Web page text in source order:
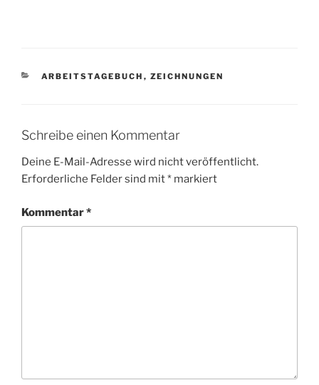
KATEGORIEN
ARBEITSTAGEBUCH , ZEICHNUNGEN
Schreibe einen Kommentar
Deine E-Mail-Adresse wird nicht veröffentlicht.
Erforderliche Felder sind mit* markiert
Kommentar*